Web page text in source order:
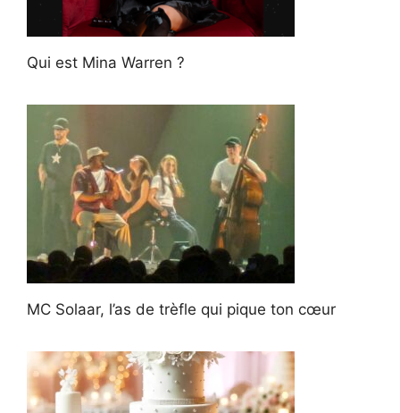
Qui est Mina Warren ?
MC Solaar, l’as de trèfle qui pique ton cœur